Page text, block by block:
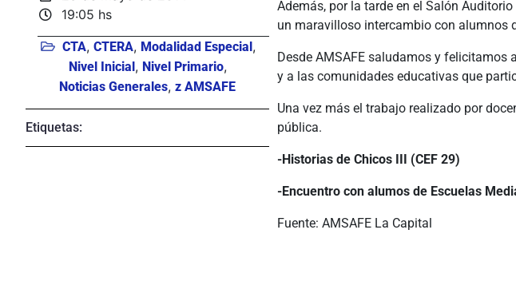
19:05 hs
CTA, CTERA, Modalidad Especial,
Nivel Inicial, Nivel Primario,
Noticias Generales, z AMSAFE
Etiquetas:
Además, por la tarde en el Salón
un maravilloso intercambio con alumnos
Desde AMSAFE saludamos y
y a las comunidades educativas que
Una vez más el trabajo realizado por
pública.
-Historias de Chicos III (CEF 29)
-Encuentro con alumos de Escuelas
Fuente: AMSAFE La Capital